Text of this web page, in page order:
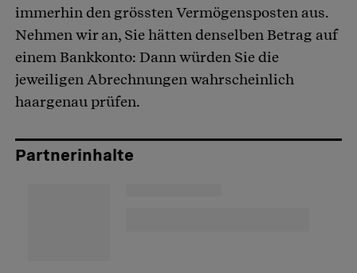
immerhin den grössten Vermögensposten aus.
Nehmen wir an, Sie hätten denselben Betrag auf
einem Bankkonto: Dann würden Sie die
jeweiligen Abrechnungen wahrscheinlich
haargenau prüfen.
Partnerinhalte